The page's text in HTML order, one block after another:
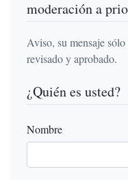
moderación a
Aviso, su mensaje
revisado y aprobado.
¿Quién es usted?
Nombre